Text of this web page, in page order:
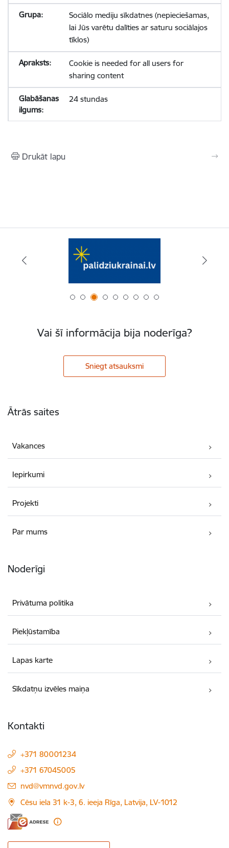
Sociālo mediju sīkdatnes (nepieciešamas,
lai Jūs varētu dalīties ar saturu sociālajos
tīklos)
Cookie is needed for all users for
sharing content
24 stundas
Drukāt lapu
Vai šī informācija bija noderīga?
Sniegt atsauksmi
Ātrās saites
Vakances
Iepirkumi
Projekti
Par mums
Noderīgi
Privātuma politika
Piekļūstamība
Lapas karte
Sīkdatņu izvēles maiņa
Kontakti
+371 80001234
+371 67045005
E-pasts:
nvd@vmnvd.gov.lv
Cēsu iela 31 k-3, 6. ieeja Rīga, Latvija, LV-1012